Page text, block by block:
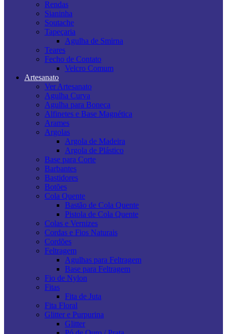
Rendas
Sianinha
Soutache
Tapeçaria
Agulha de Smirna
Teares
Fecho de Contato
Velcro Comum
Artesanato
Ver Artesanato
Agulha Curva
Agulha para Boneca
Alfinetes e Base Magnética
Arames
Argolas
Argola de Madeira
Argola de Plástico
Base para Corte
Barbantes
Bastidores
Botões
Cola Quente
Bastão de Cola Quente
Pistola de Cola Quente
Colas e Vernizes
Cordas e Fios Naturais
Cordões
Feltragem
Agulhas para Feltragem
Base para Feltragem
Fio de Nylon
Fitas
Fita de Juta
Fita Floral
Glitter e Purpurina
Glitter